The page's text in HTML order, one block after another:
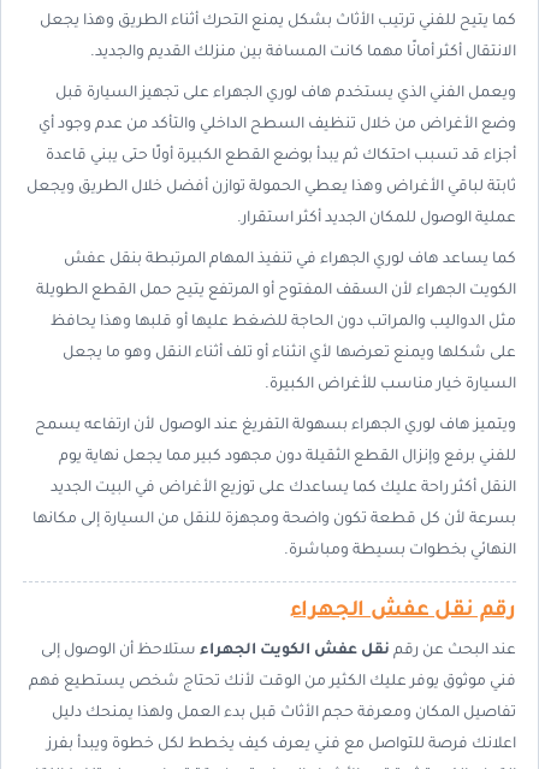
كما يتيح للفني ترتيب الأثاث بشكل يمنع التحرك أثناء الطريق وهذا يجعل
الانتقال أكثر أمانًا مهما كانت المسافة بين منزلك القديم والجديد.
ويعمل الفني الذي يستخدم هاف لوري الجهراء على تجهيز السيارة قبل
وضع الأغراض من خلال تنظيف السطح الداخلي والتأكد من عدم وجود أي
أجزاء قد تسبب احتكاك ثم يبدأ بوضع القطع الكبيرة أولًا حتى يبني قاعدة
ثابتة لباقي الأغراض وهذا يعطي الحمولة توازن أفضل خلال الطريق ويجعل
عملية الوصول للمكان الجديد أكثر استقرار.
كما يساعد هاف لوري الجهراء في تنفيذ المهام المرتبطة بنقل عفش
الكويت الجهراء لأن السقف المفتوح أو المرتفع يتيح حمل القطع الطويلة
مثل الدواليب والمراتب دون الحاجة للضغط عليها أو قلبها وهذا يحافظ
على شكلها ويمنع تعرضها لأي انثناء أو تلف أثناء النقل وهو ما يجعل
السيارة خيار مناسب للأغراض الكبيرة.
ويتميز هاف لوري الجهراء بسهولة التفريغ عند الوصول لأن ارتفاعه يسمح
للفني برفع وإنزال القطع الثقيلة دون مجهود كبير مما يجعل نهاية يوم
النقل أكثر راحة عليك كما يساعدك على توزيع الأغراض في البيت الجديد
بسرعة لأن كل قطعة تكون واضحة ومجهزة للنقل من السيارة إلى مكانها
النهائي بخطوات بسيطة ومباشرة.
رقم نقل عفش الجهراء
عند البحث عن رقم نقل عفش الكويت الجهراء ستلاحظ أن الوصول إلى
فني موثوق يوفر عليك الكثير من الوقت لأنك تحتاج شخص يستطيع فهم
تفاصيل المكان ومعرفة حجم الأثاث قبل بدء العمل ولهذا يمنحك دليل
اعلانك فرصة للتواصل مع فني يعرف كيف يخطط لكل خطوة ويبدأ بفرز